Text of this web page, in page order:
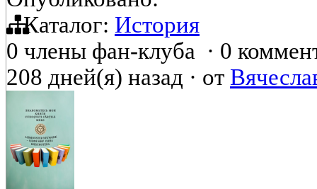
Каталог: История
0 члены фан-клуба · 0
208 дней(я) назад · от